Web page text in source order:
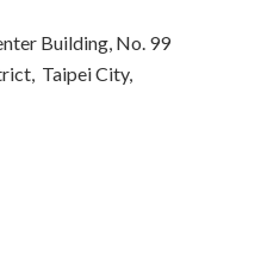
Building, No. 99
Taipei City,